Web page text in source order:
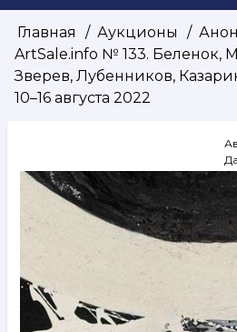
Строка
навигации
Главная Аукционы
ArtSale.info № 133. Беленок,
Зверев, Лубенников,
10–16 августа 2022